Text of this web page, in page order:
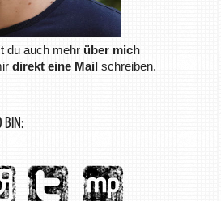
du auch mehr über mich
direkt eine Mailschreiben.
BIN: